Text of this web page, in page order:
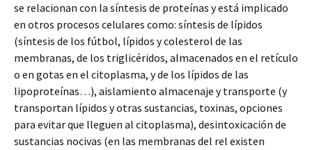
se relacionan con la síntesis de proteínas y está implicado
en otros procesos celulares como: síntesis de lípidos
(síntesis de los fútbol, lípidos y colesterol de las
membranas, de los triglicéridos, almacenados en el retículo
o en gotas en el citoplasma, y de los lípidos de las
lipoproteínas…), aislamiento almacenaje y transporte (y
transportan lípidos y otras sustancias, toxinas, opciones
para evitar que lleguen al citoplasma), desintoxicación de
sustancias nocivas (en las membranas del rel existen